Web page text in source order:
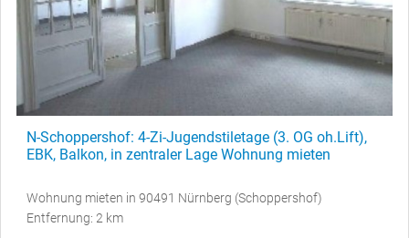
N-Schoppershof: 4-Zi-Jugendstiletage (3. OG oh.Lift),
EBK, Balkon, in zentraler Lage Wohnung mieten
Wohnung mieten in 90491 Nürnberg (Schoppershof)
Entfernung: 2 km